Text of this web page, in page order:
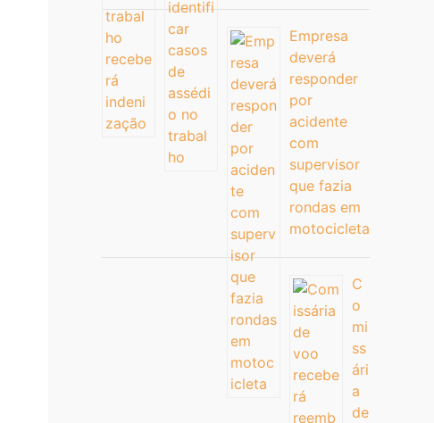
Empresa
deverá
responder
por
acidente
com
supervisor
que fazia
rondas em
motocicleta
C
o
mi
ss
ári
a
de